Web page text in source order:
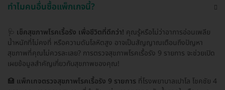
ทำไมคนอื่นซื้อแพ็กเกจนี้?
🩺 เช็คสุขภาพโรคเรื้อรัง เพื่อชีวิตที่ดีกว่า! คุณรู้หรือไม่ว่าอาการอ่อนเพลีย
น้ำหนักที่ไม่คงที่ หรือความดันโลหิตสูง อาจเป็นสัญญาณเตือนถึงปัญหา
สุขภาพที่คุณไม่ควรละเลย? การตรวจสุขภาพโรคเรื้อรัง 9 รายการ จะช่วยเปิด
เผยข้อมูลสำคัญเกี่ยวกับสุขภาพของคุณ!
🏥 แพ็กเกจตรวจสุขภาพโรคเรื้อรัง 9 รายการ ที่โรงพยาบาลเปาโล โชคชัย 4